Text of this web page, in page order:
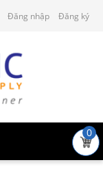
Đăng nhập Đăng ký
0